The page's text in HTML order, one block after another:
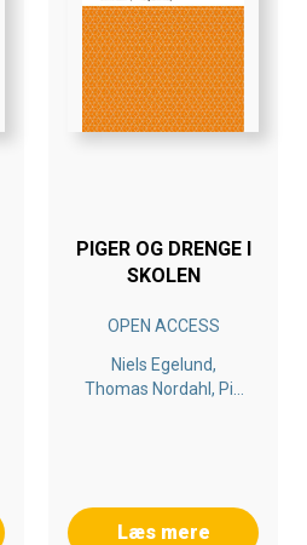
PIGER OG DRENGE I
SKOLEN
OPEN ACCESS
Niels Egelund,
Thomas Nordahl, Pia
Læs mere